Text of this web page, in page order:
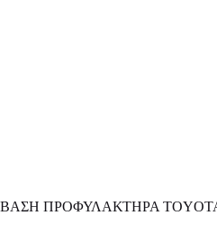
ΒΑΣΗ ΠΡΟΦΥΛΑΚΤΗΡΑ